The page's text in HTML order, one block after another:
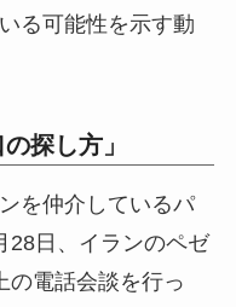
る可能性を示す動
探し方」
を仲介しているパ
28日、イランのペゼ
の電話会談を行っ